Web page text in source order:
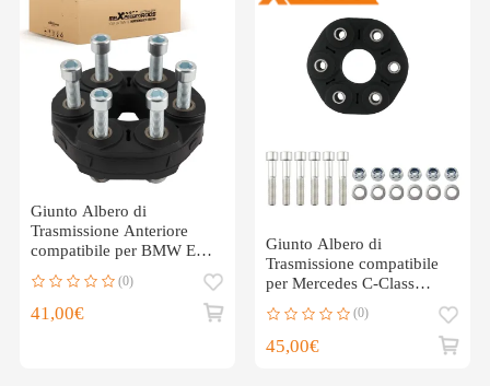
Giunto Albero di
Trasmissione Anteriore
compatibile per BMW E12-
E61 1974-2010
26111207785
(0)
41,00€
Giunto Albero di
Trasmissione compatibile
per Mercedes C-Class
2104101215
(0)
45,00€